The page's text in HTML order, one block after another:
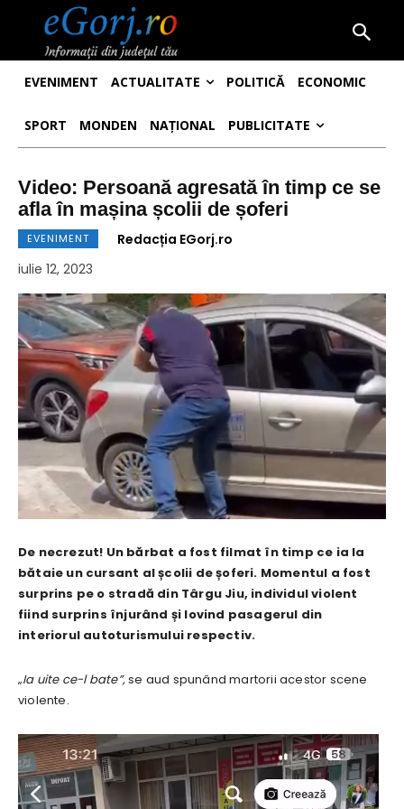
EVENIMENT ACTUALITATE POLITICĂ ECONOMIC
SPORT MONDEN NAȚIONAL PUBLICITATE
Video: Persoană agresată în timp ce se
afla în mașina școlii de șoferi
EVENIMENT
Redacția EGorj.ro
iulie 12, 2023
De necrezut! Un bărbat a fost filmat în timp ce ia la
bătaie un cursant al școlii de șoferi. Momentul a fost
surprins pe o stradă din Târgu Jiu, individul violent
fiind surprins înjurând și lovind pasagerul din
interiorul autoturismului respectiv.
„Ia uite ce-l bate”,se aud spunând martorii acestor scene
violente.
P
l
a